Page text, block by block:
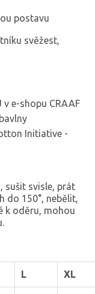
postavu
svěžest,
e-shopu CRAAF
Initiative -
sušit svisle, prát
do 150°, nebělit,
k oděru, mohou
L XL